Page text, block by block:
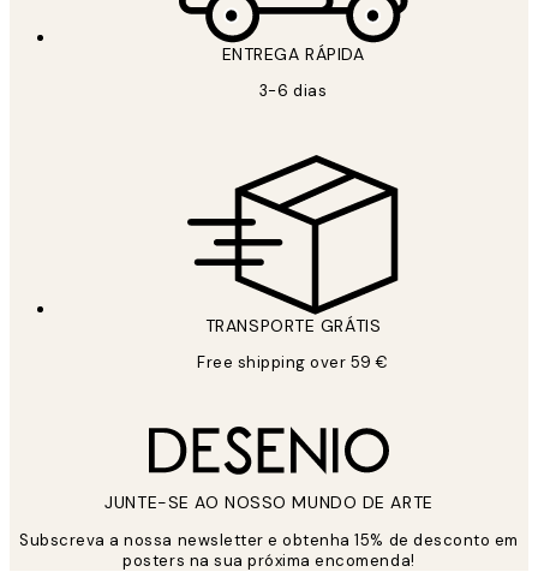
ENTREGA RÁPIDA
3-6 dias
TRANSPORTE GRÁTIS
Free shipping over 59 €
JUNTE-SE AO NOSSO MUNDO DE ARTE
Subscreva a nossa newsletter e obtenha 15% de desconto em
posters na sua próxima encomenda!